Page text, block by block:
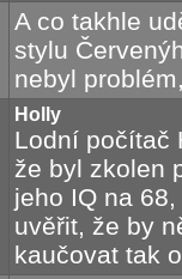
A co takhle
stylu
nebyl
Holly
Lodní počítač
že byl zkolen
jeho IQ na
uvěřit, že by
kaučovat tak